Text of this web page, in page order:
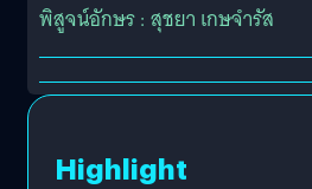
พิสูจน์อักษร : สุชยา เกษจำรัส
Highlight